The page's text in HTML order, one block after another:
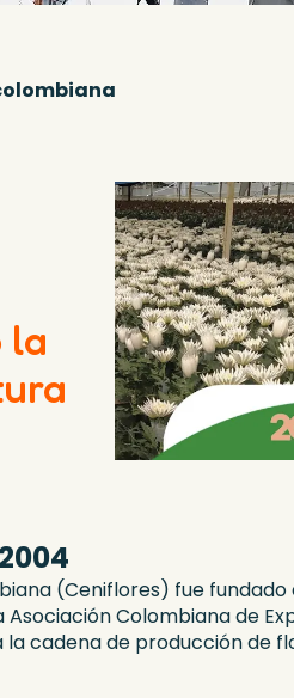
la
(Ceniflores) fue fundado
Colombiana de
cadena de producción de